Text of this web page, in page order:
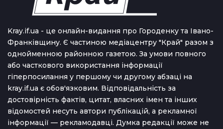
Kray.if.ua - це онлайн-видання про Городенку та Івано-
Франківщину. Є частиною медіацентру "Край" разом з
однойменною районною газетою. За умови повного
або часткового використання iнформацiї
гіперпосилання у першому чи другому абзаці на
kray.if.ua є обов'язковим. Відповідальність за
достовірність фактів, цитат, власних імен та інших
відомостей несуть автори публікацій, а рекламної
інформації — рекламодавці. Думка редакцiї може не